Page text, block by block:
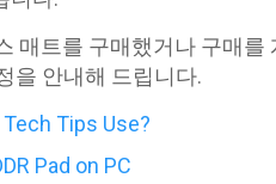
매트를 구매했거나 구매
을 안내해 드립니다.
Tech Tips Use?
Pad on PC